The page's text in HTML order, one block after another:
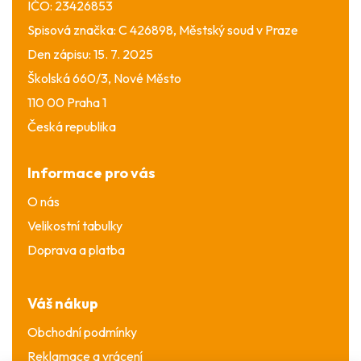
IČO: 23426853
Spisová značka: C 426898, Městský soud v Praze
Den zápisu: 15. 7. 2025
Školská 660/3, Nové Město
110 00 Praha 1
Česká republika
Informace pro vás
O nás
Velikostní tabulky
Doprava a platba
Váš nákup
Obchodní podmínky
Reklamace a vrácení